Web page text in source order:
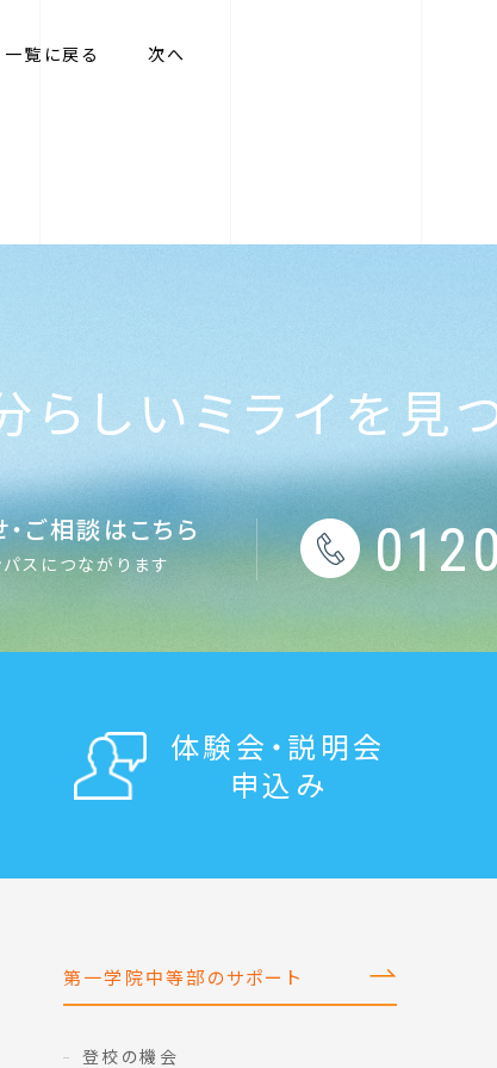
一覧に戻る 次へ
らしいミライを見
ご相談はこちら
スにつながります
体験会・説明会
申込み
第一学院中等部のサポート
登校の機会